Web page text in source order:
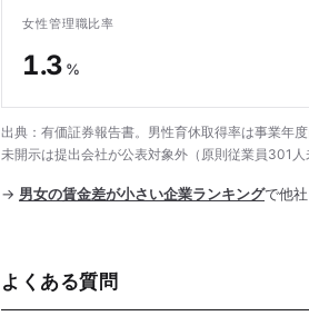
女性管理職比率
1.3 %
出典：有価証券報告書。男性育休取得率は事業年
未開示は提出会社が公表対象外（原則従業員301人
→ 男女の賃金差が小さい企業ランキングで他
よくある質問